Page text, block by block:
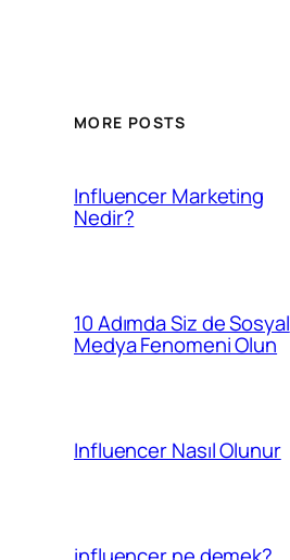
MORE POSTS
Influencer Marketing
Nedir?
10 Adımda Siz de Sosyal
Medya Fenomeni Olun
Influencer Nasıl Olunur